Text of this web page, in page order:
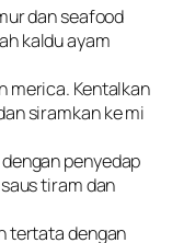
dan seafood
kaldu ayam
merica. Kentalkan
siramkan ke mi
penyedap
tiram dan
tertata dengan